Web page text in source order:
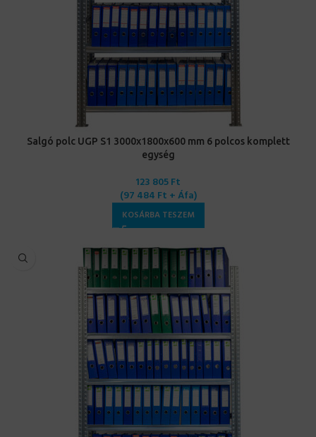
Salgó polc UGP S1 3000x1800x600 mm 6 polcos komplett
egység
123 805Ft
(97 484 Ft + Áfa)
KOSÁRBA TESZEM